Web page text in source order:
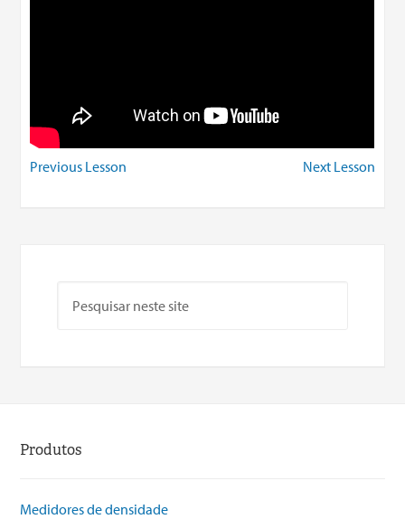
Previous Lesson Next Lesson
Produtos
Medidores de densidade